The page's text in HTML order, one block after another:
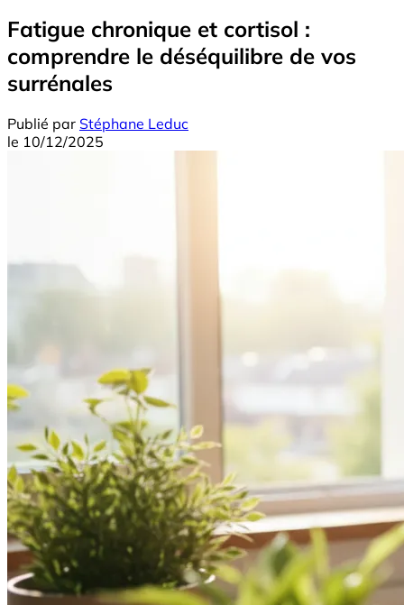
Fatigue chronique et cortisol :
comprendre le déséquilibre de vos
surrénales
Publié par Stéphane Leduc
le 10/12/2025